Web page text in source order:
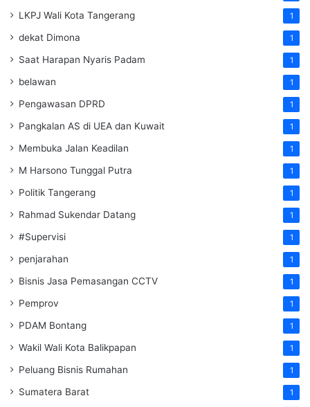
LKPJ Wali Kota Tangerang 1
dekat Dimona 1
Saat Harapan Nyaris Padam 1
belawan 1
Pengawasan DPRD 1
Pangkalan AS di UEA dan Kuwait 1
Membuka Jalan Keadilan 1
M Harsono Tunggal Putra 1
Politik Tangerang 1
Rahmad Sukendar Datang 1
#Supervisi 1
penjarahan 1
Bisnis Jasa Pemasangan CCTV 1
Pemprov 1
PDAM Bontang 1
Wakil Wali Kota Balikpapan 1
Peluang Bisnis Rumahan 1
Sumatera Barat 1